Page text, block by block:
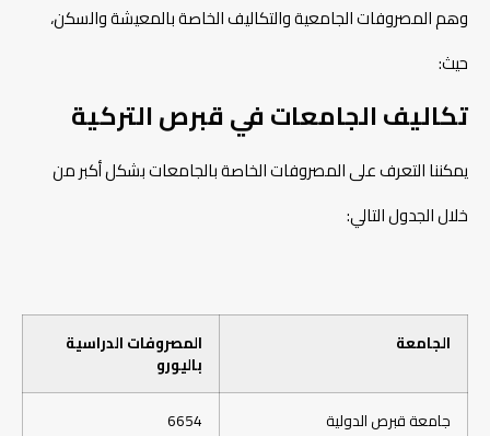
وهم المصروفات الجامعية والتكاليف الخاصة بالمعيشة والسكن،
حيث:
تكاليف الجامعات في قبرص التركية
يمكننا التعرف على المصروفات الخاصة بالجامعات بشكل أكبر من
خلال الجدول التالي:
الجامعة المصروفات الدراسية
باليورو
جامعة قبرص الدولية
6654